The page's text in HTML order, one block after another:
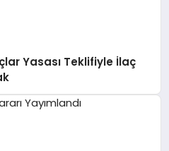
Yasası Teklifiyle İlaç